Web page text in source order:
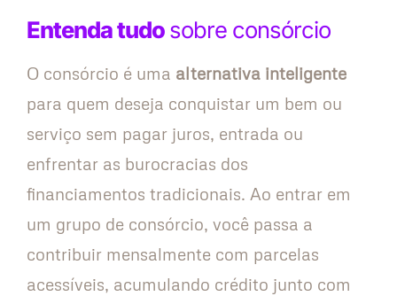
Entenda tudosobre consórcio
O consórcio é uma alternativa inteligente
para quem deseja conquistar um bem ou
serviço sem pagar juros, entrada ou
enfrentar as burocracias dos
financiamentos tradicionais. Ao entrar em
um grupo de consórcio, você passa a
contribuir mensalmente com parcelas
acessíveis, acumulando crédito junto com